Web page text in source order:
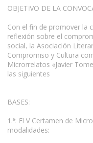
OBJETIVO DE LA
Con el fin de promover la
reflexión sobre el
social, la Asociación
Compromiso y Cultura
Microrrelatos «Javier
las siguientes
BASES:
1.ª: El V Certamen de
modalidades: